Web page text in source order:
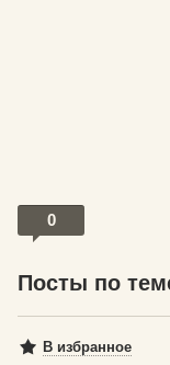
0
Посты по
В избранное